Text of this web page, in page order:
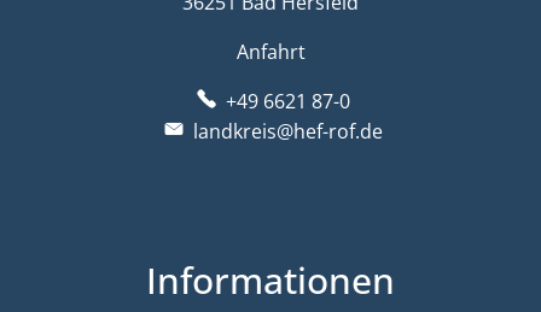
Anfahrt
+49 6621 87-0
landkreis@hef-rof.de
Informationen